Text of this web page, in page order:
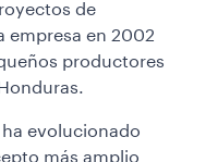
de
empresa en 2002
productores
evolucionado
más amplio